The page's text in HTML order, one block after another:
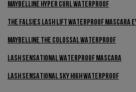
Maybelline Hyper Curl Waterproof
The Falsies Lash Lift Waterproof Mascara
MAYBELLINE THE COLOSSAL WATERPROOF
Lash Sensational Waterproof Mascara
LASH SENSATIONAL SKY HIGH WATERPROOF